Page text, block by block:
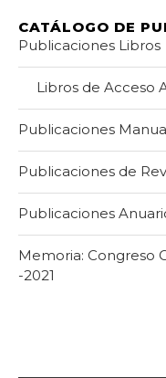
CATÁLOGO DE
Publicaciones Libros
Libros de Acceso
Publicaciones
Publicaciones de
Publicaciones
Memoria: Congreso
-2021